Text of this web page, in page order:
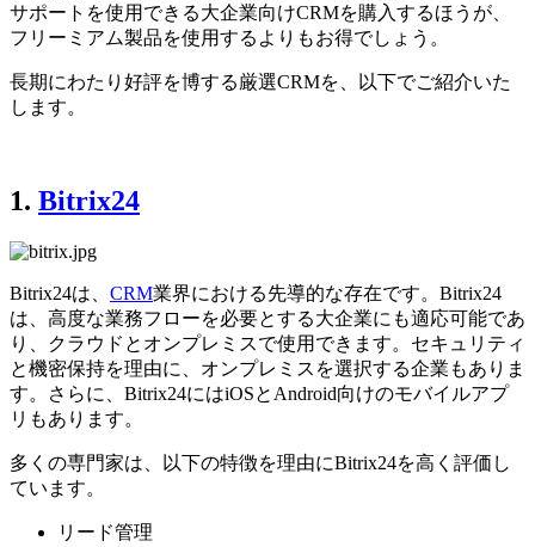
サポートを使用できる大企業向けCRMを購入するほうが、
フリーミアム製品を使用するよりもお得でしょう。
長期にわたり好評を博する厳選CRMを、以下でご紹介いた
します。
1. Bitrix24
Bitrix24は、 CRM業界における先導的な存在です。Bitrix24
は、高度な業務フローを必要とする大企業にも適応可能であ
り、クラウドとオンプレミスで使用できます。セキュリティ
と機密保持を理由に、オンプレミスを選択する企業もありま
す。さらに、Bitrix24にはiOSとAndroid向けのモバイルアプ
リもあります。
多くの専門家は、以下の特徴を理由にBitrix24を高く評価し
ています。
リード管理